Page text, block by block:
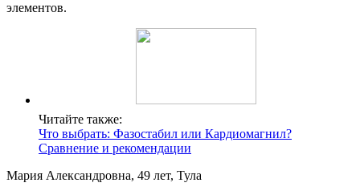
элементов.
Читайте также:
Что выбрать: Фазостабил или Кардиомагнил?
Сравнение и рекомендации
Мария Александровна, 49 лет, Тула